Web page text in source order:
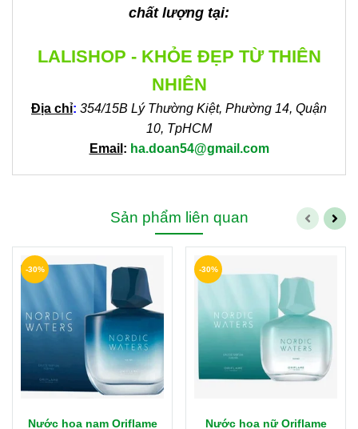
chất lượng tại:
LALISHOP - KHỎE ĐẸP TỪ THIÊN
NHIÊN
Địa chỉ: 354/15B Lý Thường Kiệt, Phường 14, Quận
10, TpHCM
Email : ha.doan54@gmail.com
Sản phẩm liên quan
Nước hoa nam Oriflame
-30%
Nước hoa nữ Oriflame
-30%